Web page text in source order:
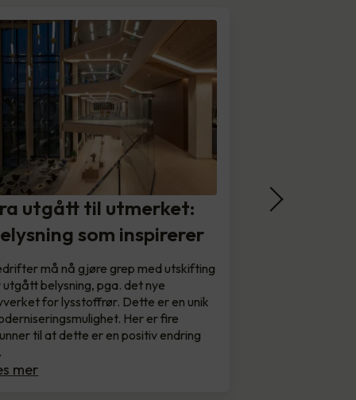
utgått til utmerket:
som inspirerer
må nå gjøre grep med utskifting
utgått belysning, pga. det nye
for lysstoffrør. Dette er en unik
Her er fire
til at dette er en positiv endring
mer